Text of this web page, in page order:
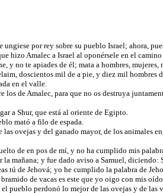
por rey sobre su pueblo Israel; ahora,
hizo Amalec a Israel al oponérsele en el
y no te apiades de él; mata a hombres,
doscientos mil de a pie, y diez mil hombres
en el valle.
los de Amalec, para que no os destruya
a Shur, que está al oriente de Egipto.
mató a filo de espada.
ovejas y del ganado mayor, de los
de en pos de mí, y no ha cumplido mis
mañana; y fue dado aviso a Samuel,
tú de Jehová; yo he cumplido la palabra de
de vacas es este que yo oigo con mis
pueblo perdonó lo mejor de las ovejas y de las